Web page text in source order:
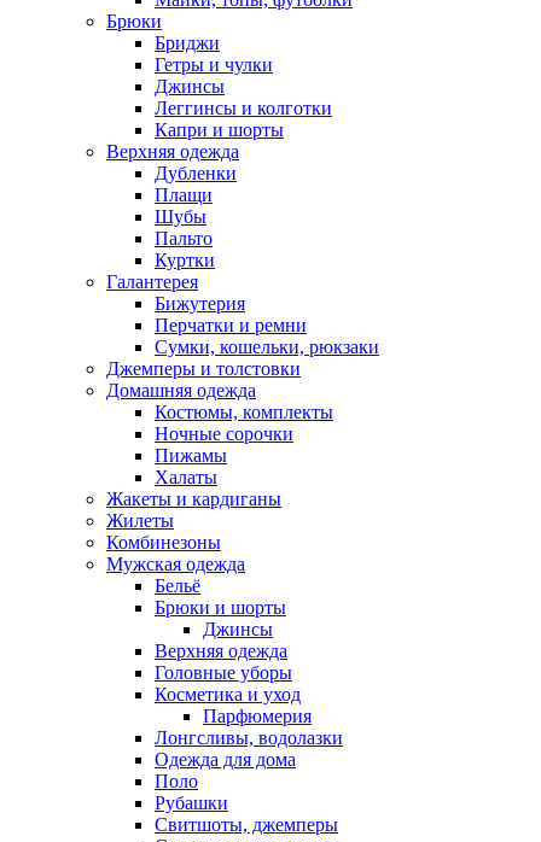
Брюки
Бриджи
Гетры и чулки
Джинсы
Леггинсы и колготки
Капри и шорты
Верхняя одежда
Дубленки
Плащи
Шубы
Пальто
Куртки
Галантерея
Бижутерия
Перчатки и ремни
Сумки, кошельки, рюкзаки
Джемперы и толстовки
Домашняя одежда
Костюмы, комплекты
Ночные сорочки
Пижамы
Халаты
Жакеты и кардиганы
Жилеты
Комбинезоны
Мужская одежда
Бельё
Брюки и шорты
Джинсы
Верхняя одежда
Головные уборы
Косметика и уход
Парфюмерия
Лонгсливы, водолазки
Одежда для дома
Поло
Рубашки
Свитшоты, джемперы